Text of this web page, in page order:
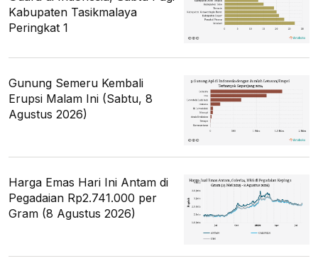
Kabupaten Tasikmalaya
Peringkat 1
Gunung Semeru Kembali
Erupsi Malam Ini (Sabtu, 8
Agustus 2026)
Harga Emas Hari Ini Antam di
Pegadaian Rp2.741.000 per
Gram (8 Agustus 2026)